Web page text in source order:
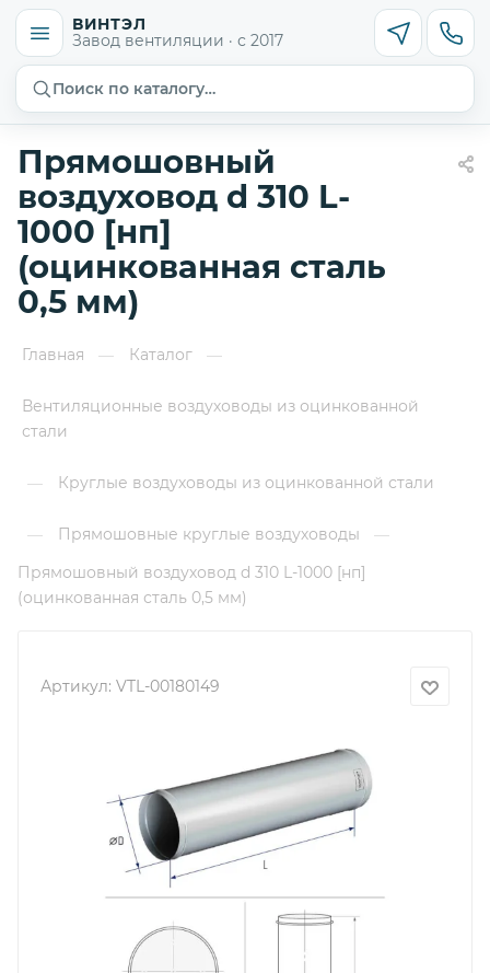
ВИНТЭЛ
Завод вентиляции · с 2017
Поиск по каталогу…
Прямошовный
воздуховод d 310 L-
1000 [нп]
(оцинкованная сталь
0,5 мм)
Главная — Каталог —
Вентиляционные воздуховоды из оцинкованной
стали
— Круглые воздуховоды из оцинкованной стали
— Прямошовные круглые воздуховоды
—
Прямошовный воздуховод d 310 L-1000 [нп]
(оцинкованная сталь 0,5 мм)
Артикул: VTL-00180149